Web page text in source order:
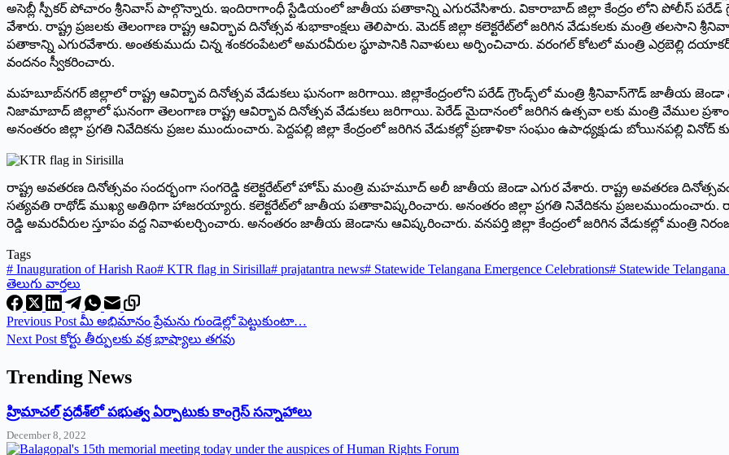
అసెబ్లీ స్పీకర్‌ ‌పోచారం శ్రీనివాస్‌ ‌పాల్గొన్నారు. ఇందిరాగాంధీ స్టేడియంలో జాతీయ పతాకాన్ని ఎగురవేసిశారు. వికారాబాద్‌ ‌జిల్లా కేంద్రం లోని పోలీస్‌
వేశారు. రాష్ట్ర ప్రజలకు తెలంగాణ రాష్ట్ర ఆవిర్భావ దినోత్సవ శుభాకాంక్షలు తెలిపారు. మెదక్‌ ‌జిల్లా కలెక్టరేట్‌లో జరిగిన వేడుకలకు మంత్రి
పతాకాన్ని ఎగురవేశారు. అంతకుముదు చిన్న శంకరంపేటలో అమరవీరుల స్థూపానికి నివాళులు అర్పించిచారు. వరంగల్‌ ‌కోటలో మంత్రి ఎర్రబెల్లి
వందనం స్వీకరించారు.
మహబూబ్‌నగర్‌ ‌జిల్లాలో రాష్ట్ర ఆవిర్భావ దినోత్సవ వేడుకలు ఘనంగా జరిగాయి. జిల్లాకేంద్రంలోని పరేడ్‌ ‌గ్రౌండ్స్‌లో మంత్రి శ్రీనివాస్‌గౌడ్‌ ‌జాతీయ జెండా
నిజామాబాద్‌ ‌జిల్లాలో ఘనంగా తెలంగాణ రాష్ట్ర ఆవిర్భావ దినోత్సవ వేడుకలు జరిగాయి. పెరేడ్‌ ‌మైదానంలో జరిగిన ఉత్సవా లకు మంత్రి వేముల
అనంతరం జిల్లా ప్రగతి నివేదికను ప్రజల ముందుంచారు. పెద్దపల్లి జిల్లా కేంద్రంలో జరిగిన వేడుకల్లో ప్రణాళికా సంఘం ఉపాధ్యక్షుడు బోయినపల్లి వినోద్‌
రాష్ట్ర అవతరణ దినోత్సవం సందర్భంగా సంగరెడ్డి కలెక్టరేట్‌లో హోమ్‌ ‌మంత్రి మహమూద్‌ అలీ జాతీయ జెండా ఎగుర వేశారు. రాష్ట్ర అవతరణ
సత్యవతి రాథోడ్‌ ‌ముఖ్య అతిథిగా హాజరయ్యారు. కలెక్టరేట్‌లో జాతీయ పతాకావిష్కరించారు. అనంతరం జిల్లా ప్రగతి నివేదికను ప్రజలముందుంచారు.
‌రెడ్డి అమరవీరుల స్తూపం వద్ద నివాళులర్చించారు. అనంతరం జాతీయ జెండాను ఆవిష్కరించారు. వనపర్తి జిల్లా కేంద్రంలో జరిగిన వేడుకల్లో మంత్రి
Tags
# Inauguration of Harish Rao# KTR flag in Sirisilla# prajatantra news# Statewide Telangana Emergence Celebrations# Statewide
తెలుగు వార్తలు
Previous Post మీ అభిమానం ప్రేమను గుండెల్లో పెట్టుకుంటా…
Next Post కోర్టు తీర్పులకు వక్ర భాష్యాలు తగవు
Trending News
‌హ్రిమాచల్‌ ‌ప్రదేశ్‌లో పభుత్వ ఏర్పాటుకు కాంగ్రెస్‌ ‌సన్నాహాలు
December 8, 2022